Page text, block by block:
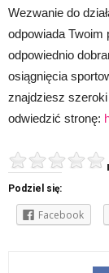
Wezwanie do
odpowiada Twoim
odpowiednio
osiągnięcia
znajdziesz
odwiedzić stronę:
Podziel się:
Facebook